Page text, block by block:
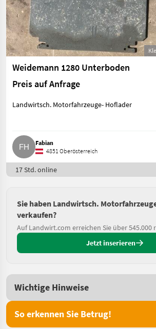
Weidemann 1280 Unterboden
Preis auf Anfrage
Landwirtsch. Motorfahrzeuge- Hoflader
Fabian
4851 Oberösterreich
17 Std. online
Sie haben Landwirtsch.
verkaufen?
Auf Landwirt.com erreichen Sie über 545.000
Jetzt inserieren
Wichtige Hinweise
So erkennen Sie Betrug!